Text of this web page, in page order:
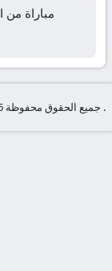
مباراة من
© جميع الحقوق محفوظة 2026 .